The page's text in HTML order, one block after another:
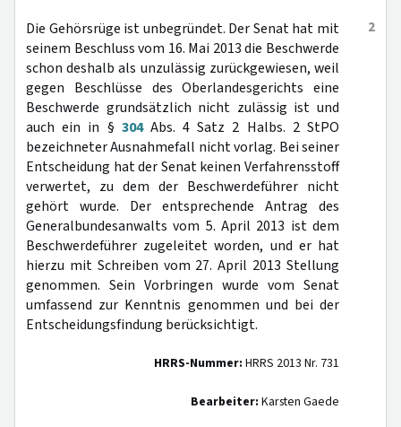
2
Die Gehörsrüge ist unbegründet. Der Senat hat mit
seinem Beschluss vom 16. Mai 2013 die Beschwerde
schon deshalb als unzulässig zurückgewiesen, weil
gegen Beschlüsse des Oberlandesgerichts eine
Beschwerde grundsätzlich nicht zulässig ist und
auch ein in § 304Abs. 4 Satz 2 Halbs. 2 StPO
bezeichneter Ausnahmefall nicht vorlag. Bei seiner
Entscheidung hat der Senat keinen Verfahrensstoff
verwertet, zu dem der Beschwerdeführer nicht
gehört wurde. Der entsprechende Antrag des
Generalbundesanwalts vom 5. April 2013 ist dem
Beschwerdeführer zugeleitet worden, und er hat
hierzu mit Schreiben vom 27. April 2013 Stellung
genommen. Sein Vorbringen wurde vom Senat
umfassend zur Kenntnis genommen und bei der
Entscheidungsfindung berücksichtigt.
HRRS-Nummer: HRRS 2013 Nr. 731
Bearbeiter: Karsten Gaede